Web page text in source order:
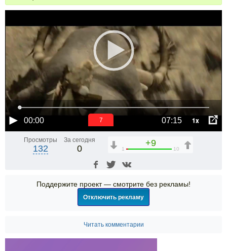
00:00 07:15 1x
6
Просмотры
132
За сегодня
0
+9
1 10
Поддержите проект — смотрите без рекламы!
Отключить рекламу
Читать комментарии